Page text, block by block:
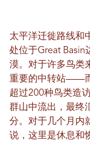
太平洋迁徙路线和
处位于Great Basin
漠。对于许多鸟类
重要的中转站——
超过200种鸟类造
群山中流出，最终
分。对于几个月内
说，这里是休息和